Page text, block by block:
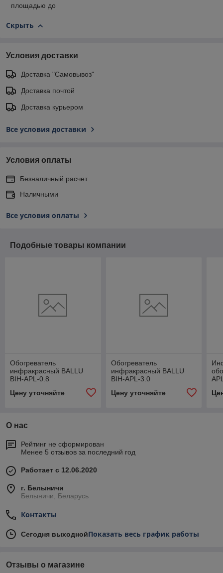
площадью до
Скрыть
Условия доставки
Доставка "Самовывоз"
Доставка почтой
Доставка курьером
Все условия доставки
Условия оплаты
Безналичный расчет
Наличными
Все условия оплаты
Подобные товары компании
Обогреватель
инфракрасный BALLU
BIH-APL-0.8
Цену уточняйте
Обогреватель
инфракрасный BALLU
BIH-APL-3.0
Цену уточняйте
О нас
Рейтинг не сформирован
Менее 5 отзывов за последний год
Работает с 12.06.2020
г. Белыничи
Белыничи, Беларусь
Контакты
Сегодня выходнойПоказать весь график работы
Отзывы о магазине